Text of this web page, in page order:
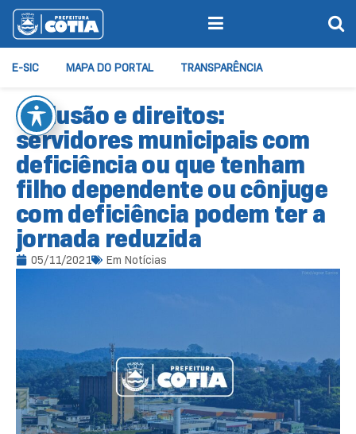
E-SIC MAPA DO PORTAL TRANSPARÊNCIA
Inclusão e direitos:
servidores municipais com
deficiência ou que tenham
filho dependente ou cônjuge
com deficiência podem ter a
jornada reduzida
05/11/2021 Em Notícias